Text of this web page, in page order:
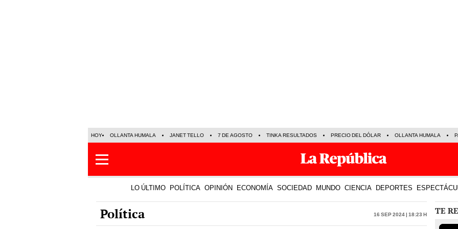
HOY OLLANTA HUMALA JANET TELLO 7 DE AGOSTO TINKA RESULTADOS PRECIO DEL DÓLAR OLLANTA HUMALA
LO ÚLTIMO POLÍTICA OPINIÓN ECONOMÍA SOCIEDAD MUNDO CIENCIA DEPORTES
Política 16 Sep 2024 | 18:23 h TE